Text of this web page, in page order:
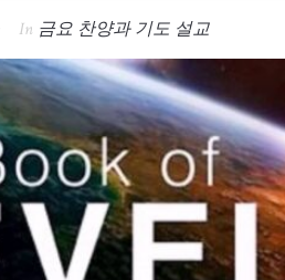
In 금요 찬양과 기도 설교